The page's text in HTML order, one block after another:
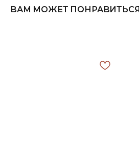
ВАМ МОЖЕТ ПОНРАВИТЬСЯ